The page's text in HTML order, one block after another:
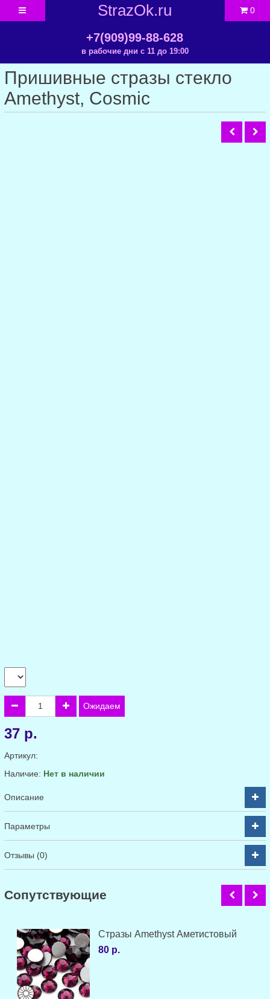
StrazOk.ru
+7(909)99-88-628
в рабочие дни с 11 до 19:00
0
Пришивные стразы стекло
Amethyst, Cosmic
Ожидаем
37 р.
Артикул:
Наличие: Нет в наличии
Описание
Параметры
Отзывы (0)
Cопутствующие
Стразы Amethyst Аметистовый
80 р.